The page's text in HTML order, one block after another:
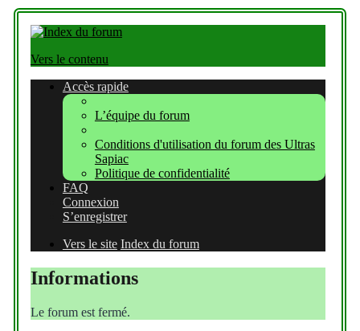
Vers le contenu
Accès rapide
L’équipe du forum
Conditions d'utilisation du forum des Ultras
Sapiac
Politique de confidentialité
FAQ
Connexion
S’enregistrer
Vers le site Index du forum
Informations
Le forum est fermé.